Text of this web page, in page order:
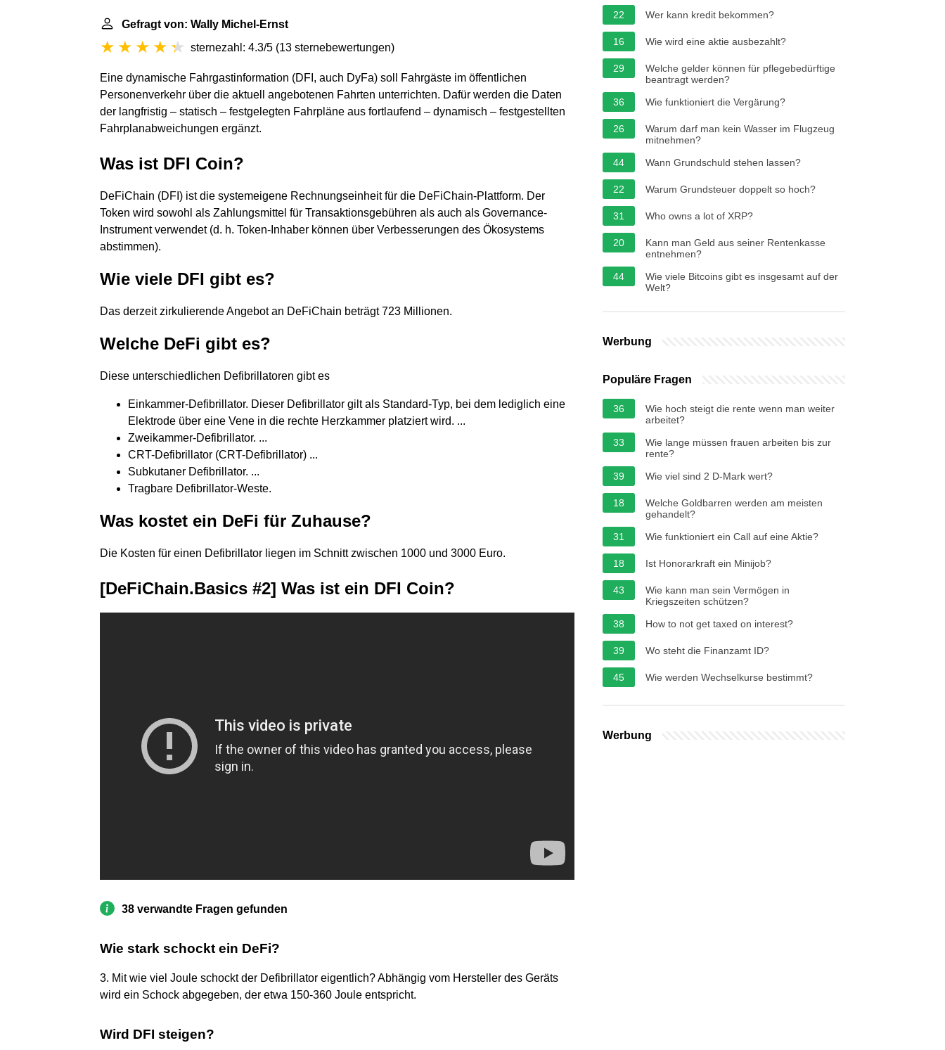
Gefragt von: Wally Michel-Ernst
sternezahl: 4.3/5 (13 sternebewertungen)
Eine dynamische Fahrgastinformation (DFI, auch DyFa) soll Fahrgäste im öffentlichen
Personenverkehr über die aktuell angebotenen Fahrten unterrichten. Dafür werden die Daten
der langfristig – statisch – festgelegten Fahrpläne aus fortlaufend – dynamisch – festgestellten
Fahrplanabweichungen ergänzt.
Was ist DFI Coin?
DeFiChain (DFI) ist die systemeigene Rechnungseinheit für die DeFiChain-Plattform. Der
Token wird sowohl als Zahlungsmittel für Transaktionsgebühren als auch als Governance-
Instrument verwendet (d. h. Token-Inhaber können über Verbesserungen des Ökosystems
abstimmen).
Wie viele DFI gibt es?
Das derzeit zirkulierende Angebot an DeFiChain beträgt 723 Millionen.
Welche DeFi gibt es?
Diese unterschiedlichen Defibrillatoren gibt es
Einkammer-Defibrillator. Dieser Defibrillator gilt als Standard-Typ, bei dem lediglich eine
Elektrode über eine Vene in die rechte Herzkammer platziert wird. ...
Zweikammer-Defibrillator. ...
CRT-Defibrillator (CRT-Defibrillator) ...
Subkutaner Defibrillator. ...
Tragbare Defibrillator-Weste.
Was kostet ein DeFi für Zuhause?
Die Kosten für einen Defibrillator liegen im Schnitt zwischen 1000 und 3000 Euro.
[DeFiChain.Basics #2] Was ist ein DFI Coin?
38 verwandte Fragen gefunden
Wie stark schockt ein DeFi?
3. Mit wie viel Joule schockt der Defibrillator eigentlich? Abhängig vom Hersteller des Geräts
wird ein Schock abgegeben, der etwa 150-360 Joule entspricht.
Wird DFI steigen?
22 Wer kann kredit bekommen?
16 Wie wird eine aktie ausbezahlt?
29
Welche gelder können für pflegebedürftige
beantragt werden?
36
Wie funktioniert die Vergärung?
26
Warum darf man kein Wasser im Flugzeug
mitnehmen?
44
Wann Grundschuld stehen lassen?
22 Warum Grundsteuer doppelt so hoch?
31 Who owns a lot of XRP?
20
Kann man Geld aus seiner Rentenkasse
entnehmen?
44
Wie viele Bitcoins gibt es insgesamt auf der
Welt?
Werbung
Populäre Fragen
36
Wie hoch steigt die rente wenn man weiter
arbeitet?
33
Wie lange müssen frauen arbeiten bis zur
rente?
39
Wie viel sind 2 D-Mark wert?
18
Welche Goldbarren werden am meisten
gehandelt?
31
Wie funktioniert ein Call auf eine Aktie?
18 Ist Honorarkraft ein Minijob?
43
Wie kann man sein Vermögen in
Kriegszeiten schützen?
38
How to not get taxed on interest?
39 Wo steht die Finanzamt ID?
45 Wie werden Wechselkurse bestimmt?
Werbung